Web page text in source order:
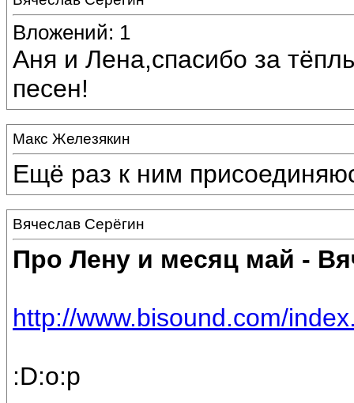
Вложений: 1
Аня и Лена,спасибо за
песен!
Макс Железякин
Ещё раз к ним
Вячеслав Серёгин
Про Лену и месяц май -
http://www.bisound.com/
:D:o:p